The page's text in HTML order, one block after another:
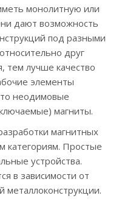
монолитную или
дают возможность
под разными
друг
тем лучше качество
элементы
неодимовые
магниты.
магнитных
категориям. Простые
устройства.
в зависимости от
металлоконструкции.